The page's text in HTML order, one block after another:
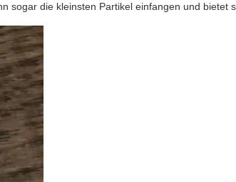
die kleinsten Partikel einfangen und bietet